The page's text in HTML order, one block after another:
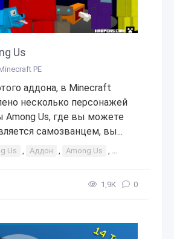
Us
PE
аддона, в Minecraft
несколько персонажей
Among Us, где вы можете
самозванцем, вы...
Us , Аддон , Among Us , Among
1,9К 0